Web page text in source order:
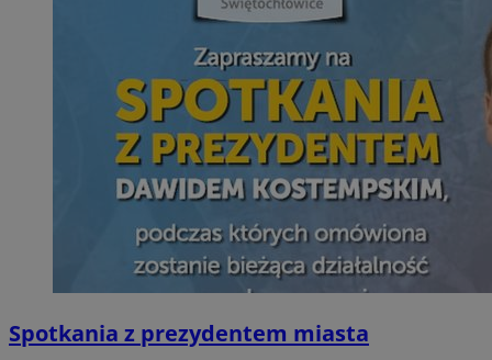
Spotkania z prezydentem miasta